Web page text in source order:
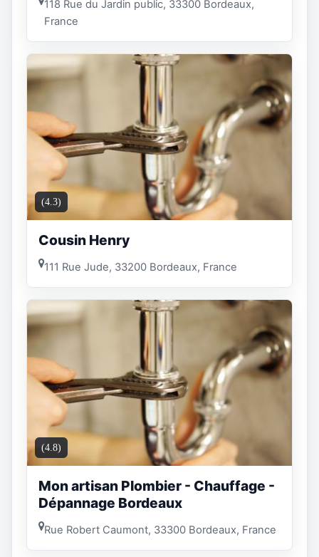
118 Rue du Jardin public, 33300 Bordeaux,
France
(4.3)
Cousin Henry
111 Rue Jude, 33200 Bordeaux, France
(4.8)
Mon artisan Plombier - Chauffage -
Dépannage Bordeaux
Rue Robert Caumont, 33300 Bordeaux, France